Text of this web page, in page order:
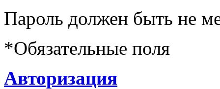
Пароль должен быть не
*Обязательные поля
Авторизация